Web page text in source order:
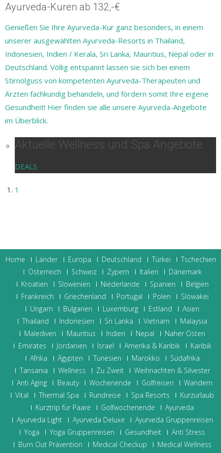
Ayurveda-Kuren ab 132,-€
Genießen Sie Ihre Ayurveda-Kur ganz besonders, in einem
unserer ausgewählten Ayurveda-Resorts in Thailand,
Indonesien, Indien / Kerala, Sri Lanka, Mauritius, Nepal oder in
Deutschland. Völlig entspannt lassen sie sich bei einem
Stirnölguss von kompetenten Ayurveda-Therapeuten und
Ärzten fachkundig behandeln, und fördern somit Ihre eigene
Gesundheit! Hier finden sie alle unsere Ayurveda-Angebote
im Überblick.
Aktuelle Wellness und Spa Angebote
DEALS
1
Home Länder Europa Deutschland Türkei
Tschechien
Österreich
Schweiz Zypern Italien
Dänemark
Kroatien
Slowenien Niederlande Spanien
Belgien
Frankreich
Griechenland Portugal Polen
Slowakei
Ungarn
Bulgarien Luxemburg Estland
Asien
Thailand
Indonesien Sri Lanka Vietnam
Malaysia
Malediven
Mauritius Indien Nepal
Naher Osten
Emirates
Jordanien Israel Amerika & Karibik
Karibik
Afrika
Ägypten Tunesien Marokko
Südafrika
Tansania
Wellness Zu Zweit
Weihnachten & Silvester
Anti Aging
Beauty Wochenende Golfreisen
Wandern
Vital
Thermal Spa Rundreise Spa Resorts
Kurzurlaub
Kurztrip für Paare
Golfwochenende
Ayurveda
Ayurveda Light
Ayurveda Deluxe
Ayurveda Gruppenreisen
Yoga
Yoga Gruppenreisen Gesundheit
Anti Stress
Burn Out Prävention
Medical Checkup
Medical Wellness